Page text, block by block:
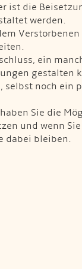
ist die
werden.
ein
gestalten
selbst noch ein
Sie die
und wenn
dabei bleiben.